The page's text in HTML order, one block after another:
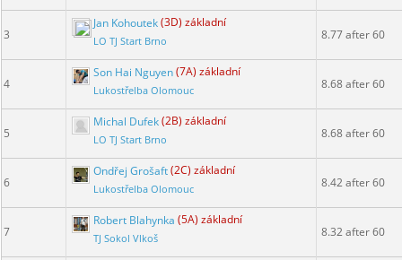
3
Jan Kohoutek(3D) základní
LO TJ Start Brno 8.77 after 60
4
Son Hai Nguyen(7A) základní
Lukostřelba Olomouc 8.68 after 60
5
Michal Dufek(2B) základní
LO TJ Start Brno 8.68 after 60
6
Ondřej Grošaft(2C) základní
Lukostřelba Olomouc 8.42 after 60
7
Robert Blahynka (5A) základní
TJ Sokol Vlkoš 8.32 after 60